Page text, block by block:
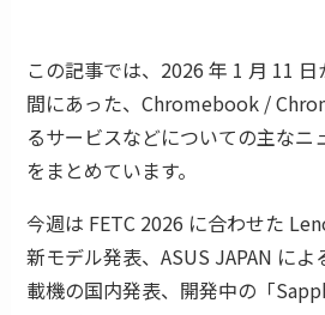
この記事では、2026 年 1 月 11
間にあった、Chromebook /
るサービスなどについての主なニ
をまとめています。
今週は FETC 2026 に合わせた
新モデル発表、ASUS JAPAN に
載機の国内発表、開発中の「